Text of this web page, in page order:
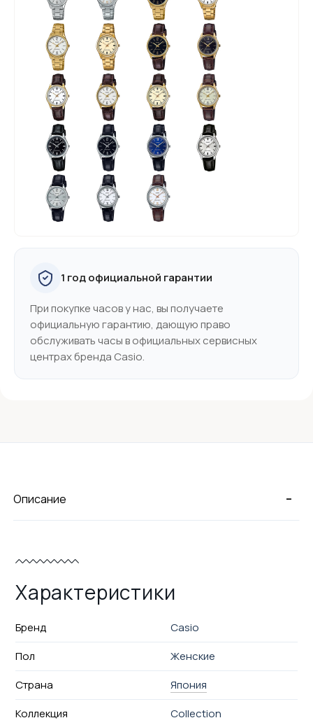
1 год официальной гарантии
При покупке часов у нас, вы получаете
официальную гарантию, дающую право
обслуживать часы в официальных сервисных
центрах бренда Casio.
-
Описание
Характеристики
Бренд
Casio
Пол
Женские
Страна
Япония
Коллекция
Collection